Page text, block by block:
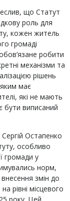
що Статут
роль для
кожен житель
громаді
робити
механізми та
рішень
має
які не мають
бути виписаний
Сергій Остапенко
особливо
громади у
норм,
змін до
рівні місцевого